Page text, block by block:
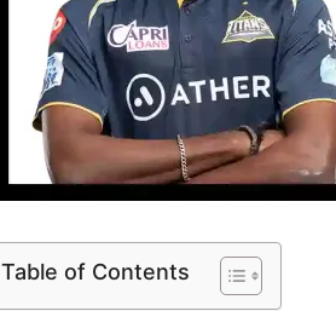
Table of Contents